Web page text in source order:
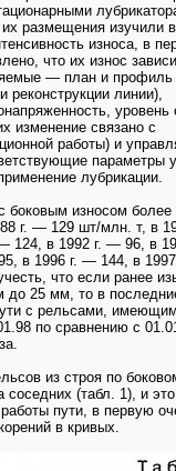
размещения изучили
износа, в
что их износ
— план и профиль
реконструкции линии),
уровень
изменение связано с
работы) и
параметры
лубрикации.
боковым износом
г. — 129 шт/млн. т, в
124, в 1992 г. — 96, в
в 1996 г. — 144, в
что если ранее
до 25 мм, то в
с рельсами,
по сравнению с
из строя по
(табл. 1), и
пути, в первую
в кривых.